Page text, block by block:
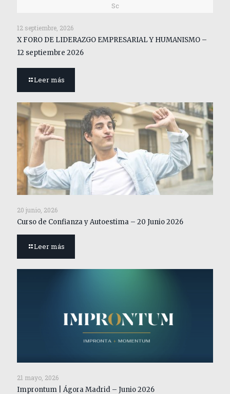
Sc
12 septiembre, 2026
X FORO DE LIDERAZGO EMPRESARIAL Y HUMANISMO –
12 septiembre 2026
Leer más
20 junio, 2026
Curso de Confianza y Autoestima – 20 Junio 2026
Leer más
21 mayo, 2026
Improntum | Ágora Madrid – Junio 2026